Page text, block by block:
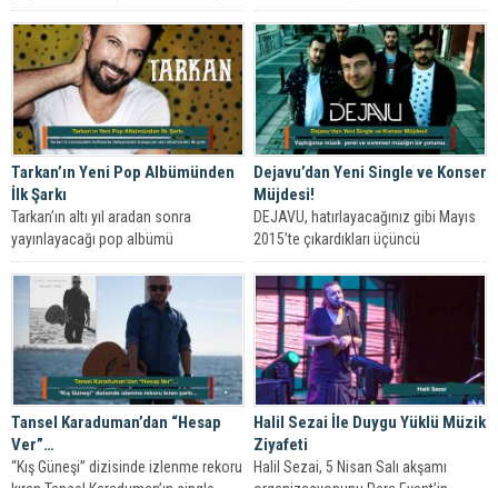
Periz, ilk solo çalışması “Bir...
bir aradan sonra sessizliğini...
Tarkan’ın Yeni Pop Albümünden
İlk Şarkı
Tarkan’ın altı yıl aradan sonra
yayınlayacağı pop albümü
önümüzdeki haftalarda dinleyicisiyle
buluşmaya hazırlanıyor.
Dejavu’dan Yeni Single ve Konser
Müjdesi!
DEJAVU, hatırlayacağınız gibi Mayıs
2015’te çıkardıkları üçüncü
albümleri”Dünya Varmış” ile
müzikseverlerle buluşmuştu.
Tansel Karaduman’dan “Hesap
Ver”…
“Kış Güneşi” dizisinde izlenme rekoru
Halil Sezai İle Duygu Yüklü Müzik
Ziyafeti
Halil Sezai, 5 Nisan Salı akşamı